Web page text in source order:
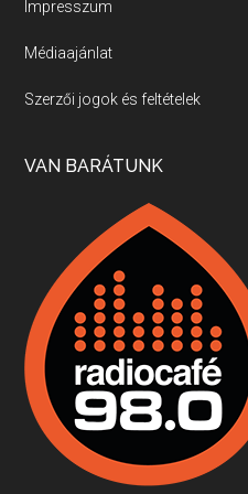
Villány, kékfrankos,
Apr 17, 2026 • 00:35:38
Boston, teadélután,
Apr 9, 2026 • 00:37:17
Fermentáljunk, a
Apr 3, 2026 • 00:36:07
Impresszum
Médiaajánlat
Szerzői jogok és feltételek
VAN BARÁTUNK